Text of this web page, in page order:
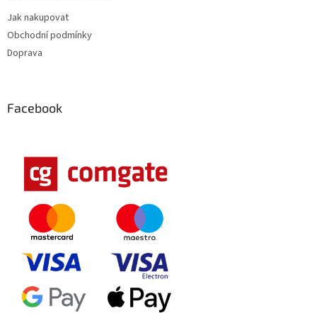
Jak nakupovat
Obchodní podmínky
Doprava
Facebook